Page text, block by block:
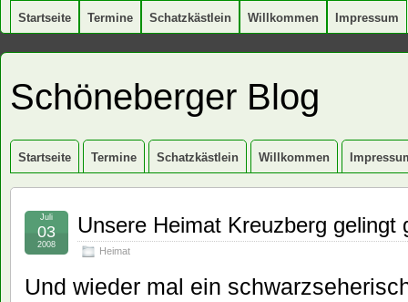
Startseite Termine Schatzkästlein Willkommen Impressum
Schöneberger Blog
Startseite Termine Schatzkästlein Willkommen
Unsere Heimat Kreuzberg gelingt
Heimat
Juli
03
2008
Und wieder mal ein